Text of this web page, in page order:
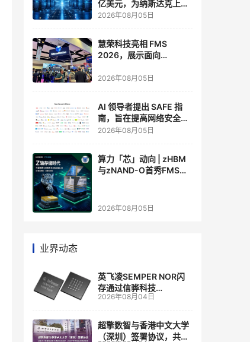
亿美元，为纳斯达克上市
做准备
2026年08月05日
慧荣科技亮相 FMS
2026，展示面向
存储方案
2026年08月05日
AI 领导者提出 SAFE 指
南，旨在提高网络安全透
明度
2026年08月05日
算力「芯」动向 | zHBM
与zNAND-O首秀FMS
个维度，z轴算盘的魅力
2026年08月05日
业界动态
英飞凌SEMPER NOR闪
存通过信骅科技
AST2700 BMC认证，全
管理
2026年08月04日
超擎数智与香港中文大学
（深圳）签署协议，共建